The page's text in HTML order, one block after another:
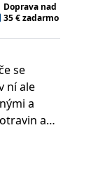
Doprava nad
35 € zadarmo
se
ní ale
a
a
rady